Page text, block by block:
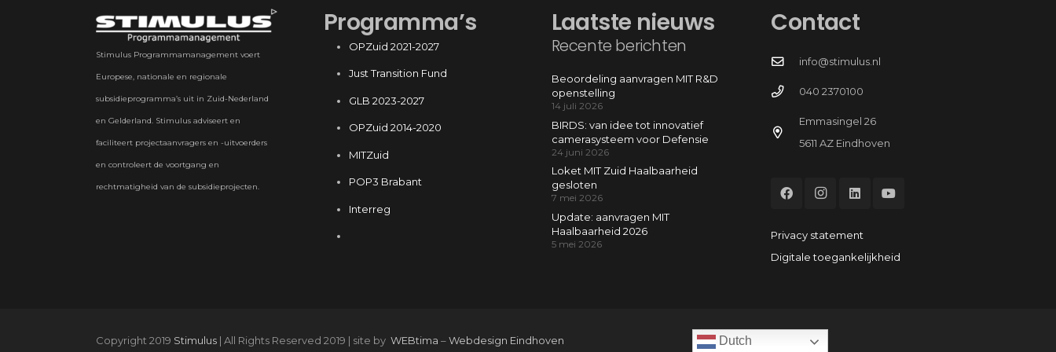
Stimulus Programmamanagement voert
Europese, nationale en regionale
subsidieprogramma’s uit in Zuid-Nederland
en Gelderland. Stimulus adviseert en
faciliteert projectaanvragers en -uitvoerders
en controleert de voortgang en
rechtmatigheid van de subsidieprojecten.
Programma’s
OPZuid 2021-2027
Just Transition Fund
GLB 2023-2027
OPZuid 2014-2020
MITZuid
POP3 Brabant
Interreg
Laatste nieuws
Recente berichten
Beoordeling aanvragen MIT R&D
openstelling
14 juli 2026
BIRDS: van idee tot innovatief
camerasysteem voor Defensie
24 juni 2026
Loket MIT Zuid Haalbaarheid
gesloten
7 mei 2026
Update: aanvragen MIT
Haalbaarheid 2026
5 mei 2026
Contact
info@stimulus.nl
040 2370100
Emmasingel 26
5611 AZ Eindhoven
Privacy statement
Digitale toegankelijkheid
Copyright 2019 Stimulus | All Rights Reserved 2019 | site by WEBtima –Webdesign Eindhoven Dutch